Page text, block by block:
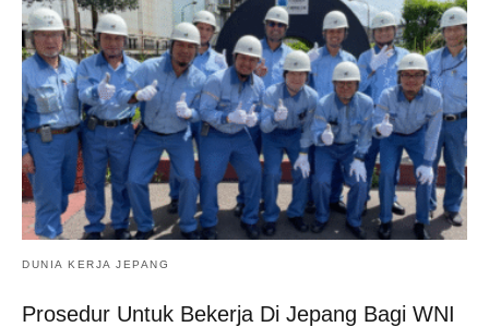
DUNIA KERJA JEPANG
Prosedur Untuk Bekerja Di Jepang Bagi WNI